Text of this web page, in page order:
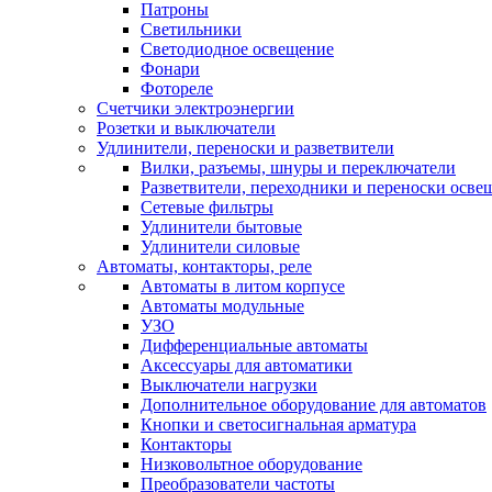
Патроны
Светильники
Светодиодное освещение
Фонари
Фотореле
Счетчики электроэнергии
Розетки и выключатели
Удлинители, переноски и разветвители
Вилки, разъемы, шнуры и переключатели
Разветвители, переходники и переноски
Сетевые фильтры
Удлинители бытовые
Удлинители силовые
Автоматы, контакторы, реле
Автоматы в литом корпусе
Автоматы модульные
УЗО
Дифференциальные автоматы
Аксессуары для автоматики
Выключатели нагрузки
Дополнительное оборудование для автоматов
Кнопки и светосигнальная арматура
Контакторы
Низковольтное оборудование
Преобразователи частоты